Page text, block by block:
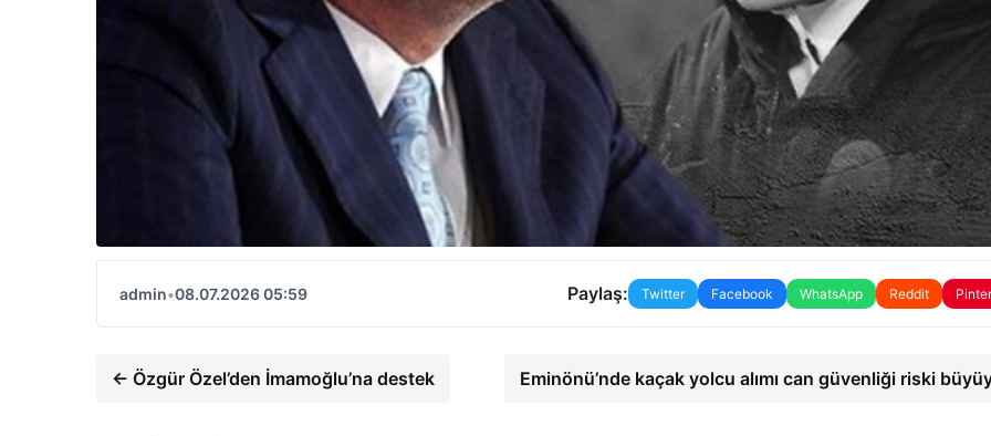
admin•08.07.2026 05:59 Paylaş: Twitter Facebook WhatsApp Reddit
← Özgür Özel’den İmamoğlu’na destek Eminönü’nde kaçak yolcu alımı can güvenliği riski